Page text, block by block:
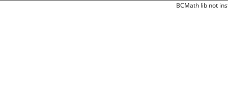
BCMath lib not